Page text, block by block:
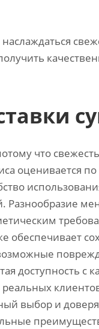
что свежесть
оценивается по
Разнообразие
обеспечивает
доступность с
реальных
выбор и